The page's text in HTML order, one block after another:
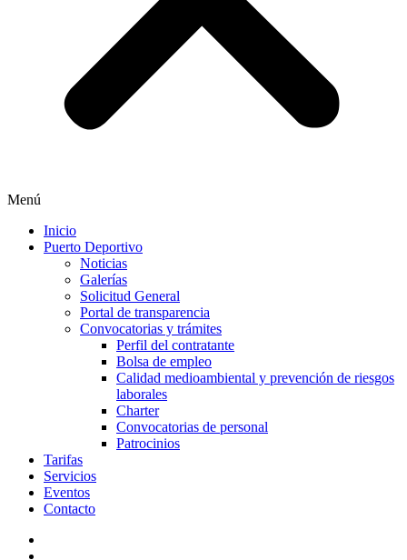
Menú
Inicio
Puerto Deportivo
Noticias
Galerías
Solicitud General
Portal de transparencia
Convocatorias y trámites
Perfil del contratante
Bolsa de empleo
Calidad medioambiental y prevención de riesgos
laborales
Charter
Convocatorias de personal
Patrocinios
Tarifas
Servicios
Eventos
Contacto